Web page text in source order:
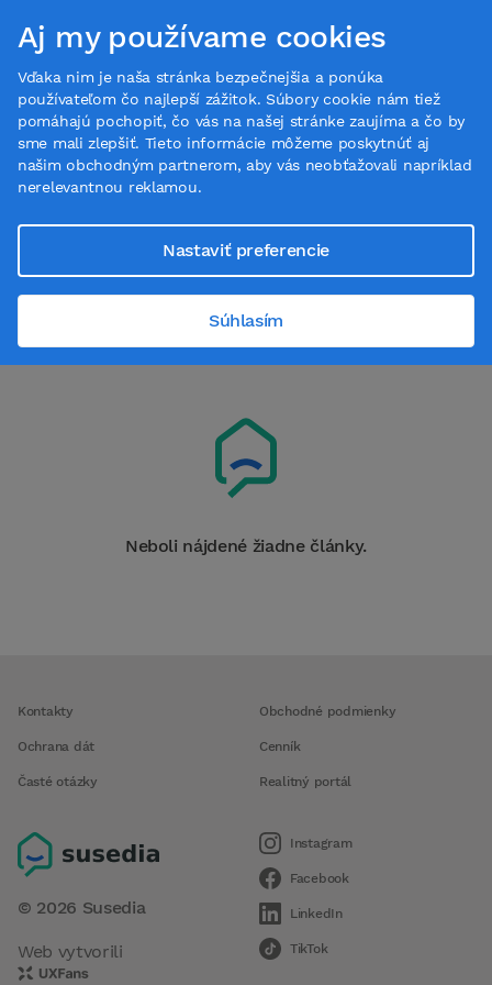
Magazín
Vyhľadávanie: pojisteni
Hledat
Neboli nájdené žiadne články.
Kontakty
Ochrana dát
Časté otázky
Obchodné podmienky
Cenník
Realitný portál
Instagram
Facebook
LinkedIn
TikTok
© 2026 Susedia
Web vytvorili
Aj my používame cookies
Vďaka nim je naša stránka bezpečnejšia a ponúka
používateľom čo najlepší zážitok. Súbory cookie nám tiež
pomáhajú pochopiť, čo vás na našej stránke zaujíma a čo by
sme mali zlepšiť. Tieto informácie môžeme poskytnúť aj
našim obchodným partnerom, aby vás neobťažovali napríklad
nerelevantnou reklamou.
Nastaviť preferencie
Súhlasím